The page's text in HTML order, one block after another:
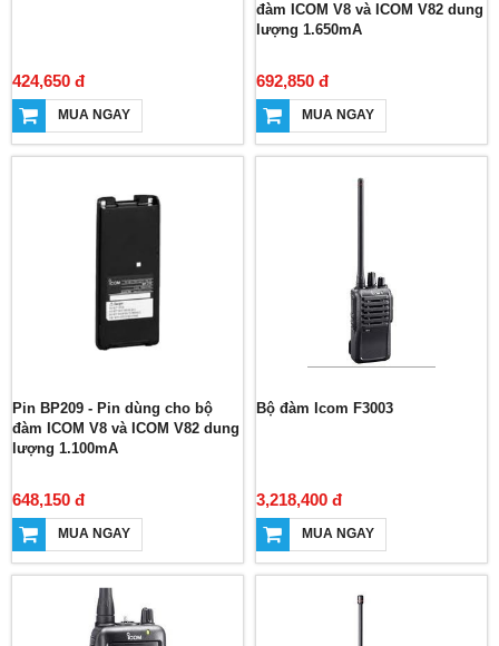
424,650 đ
MUA NGAY
đàm ICOM V8 và ICOM V82 dung
lượng 1.650mA
692,850 đ
MUA NGAY
Pin BP209 - Pin dùng cho bộ
đàm ICOM V8 và ICOM V82 dung
lượng 1.100mA
648,150 đ
MUA NGAY
Bộ đàm Icom F3003
3,218,400 đ
MUA NGAY